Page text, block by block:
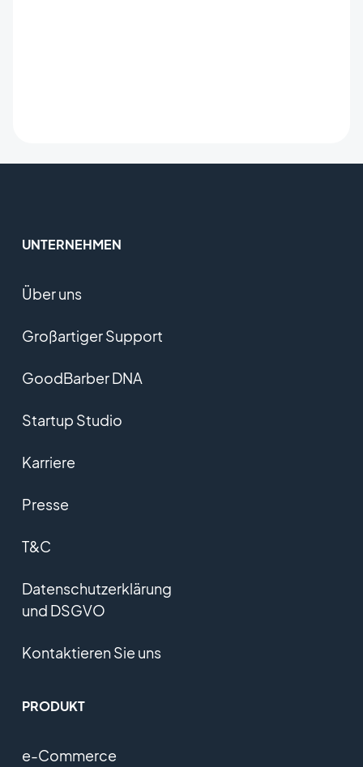
UNTERNEHMEN
Über uns
Großartiger Support
GoodBarber DNA
Startup Studio
Karriere
Presse
T&C
Datenschutzerklärung
und DSGVO
Kontaktieren Sie uns
PRODUKT
e-Commerce